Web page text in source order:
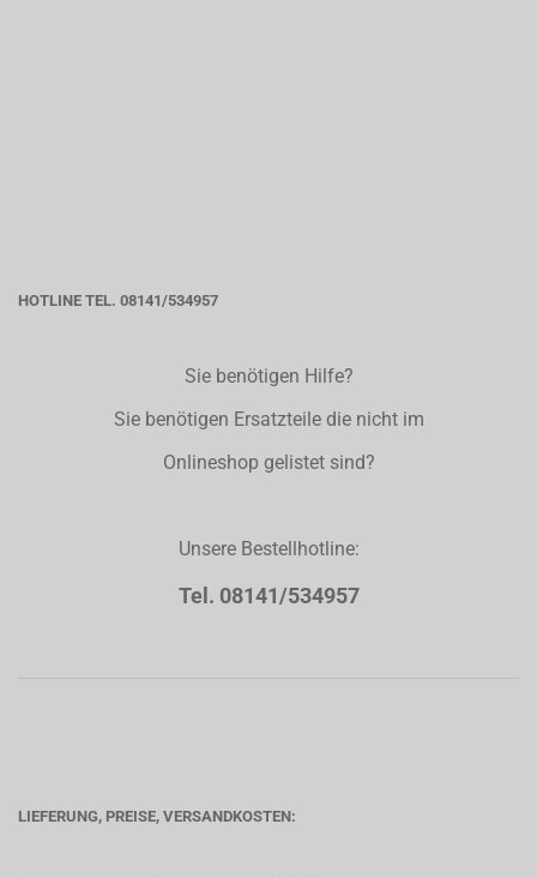
HOTLINE TEL. 08141/534957
Sie benötigen Hilfe?
Sie benötigen Ersatzteile die nicht im
Onlineshop gelistet sind?
Unsere Bestellhotline:
Tel. 08141/534957
LIEFERUNG, PREISE, VERSANDKOSTEN: